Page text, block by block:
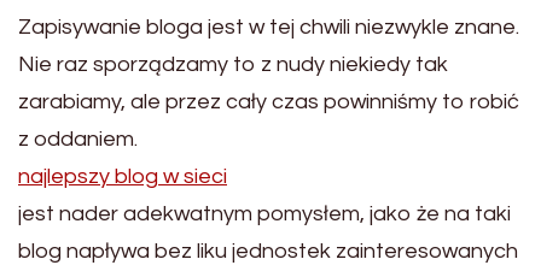
Zapisywanie bloga jest w tej chwili niezwykle znane.
Nie raz sporządzamy to z nudy niekiedy tak
zarabiamy, ale przez cały czas powinniśmy to robić
z oddaniem.
najlepszy blog w sieci
jest nader adekwatnym pomysłem, jako że na taki
blog napływa bez liku jednostek zainteresowanych